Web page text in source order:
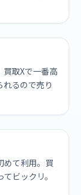
買取Xで一番高
るので売り
めて利用。買
ビックリ。